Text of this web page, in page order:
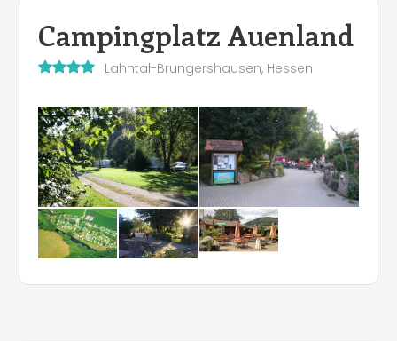
Campingplatz Auenland
Lahntal-Brungershausen, Hessen